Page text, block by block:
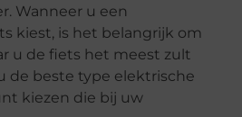
Wanneer u een
kiest, is het belangrijk om
u de fiets het meest zult
de beste type elektrische
kiezen die bij uw